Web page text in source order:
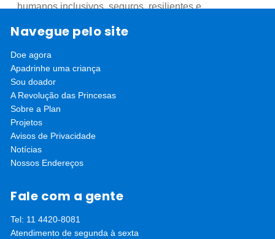
humanos inclusivos, seguros, resilientes e
· ODS 12 | Assegurar padrões de produção e de
consumo sustentáveis.
O Água, Saúde e Vida tem o financiamento do Norma
Group, da Foundation Center e da Plan International
Alemanha.
Navegue pelo site
Doe agora
Apadrinhe uma criança
Sou doador
A Revolução das Princesas
Sobre a Plan
Projetos
Avisos de Privacidade
Notícias
Nossos Endereços
Fale com a gente
Tel: 11 4420-8081
Atendimento de segunda à sexta